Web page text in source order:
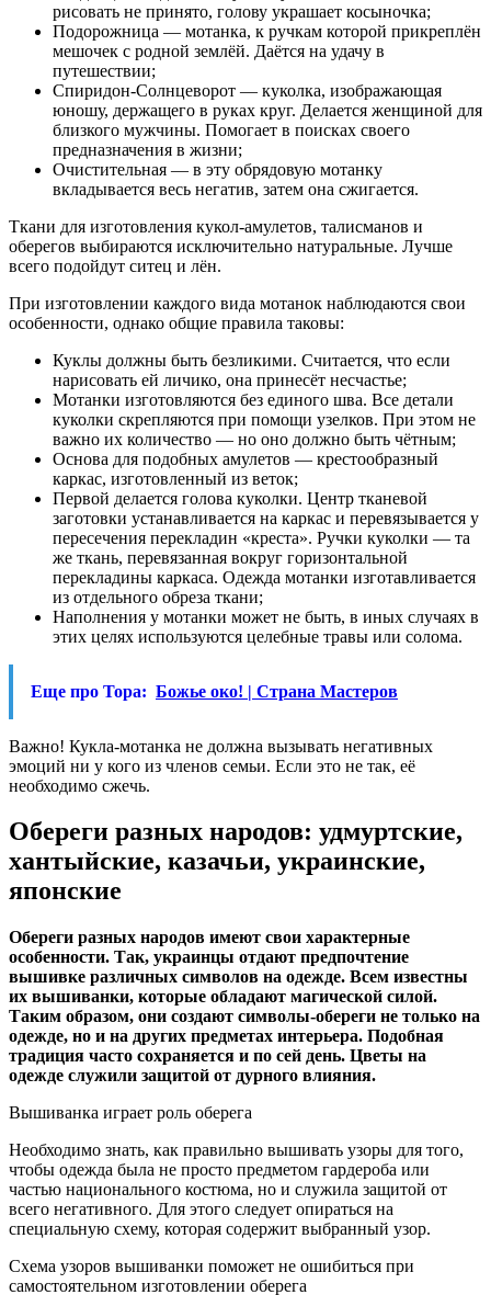
рисовать не принято, голову украшает косыночка;
Подорожница — мотанка, к ручкам которой прикреплён
мешочек с родной землёй. Даётся на удачу в
путешествии;
Спиридон-Солнцеворот — куколка, изображающая
юношу, держащего в руках круг. Делается женщиной для
близкого мужчины. Помогает в поисках своего
предназначения в жизни;
Очистительная — в эту обрядовую мотанку
вкладывается весь негатив, затем она сжигается.
Ткани для изготовления кукол-амулетов, талисманов и
оберегов выбираются исключительно натуральные. Лучше
всего подойдут ситец и лён.
При изготовлении каждого вида мотанок наблюдаются свои
особенности, однако общие правила таковы:
Куклы должны быть безликими. Считается, что если
нарисовать ей личико, она принесёт несчастье;
Мотанки изготовляются без единого шва. Все детали
куколки скрепляются при помощи узелков. При этом не
важно их количество — но оно должно быть чётным;
Основа для подобных амулетов — крестообразный
каркас, изготовленный из веток;
Первой делается голова куколки. Центр тканевой
заготовки устанавливается на каркас и перевязывается у
пересечения перекладин «креста». Ручки куколки — та
же ткань, перевязанная вокруг горизонтальной
перекладины каркаса. Одежда мотанки изготавливается
из отдельного обреза ткани;
Наполнения у мотанки может не быть, в иных случаях в
этих целях используются целебные травы или солома.
Еще про Тора: Божье око! | Страна Мастеров
Важно! Кукла-мотанка не должна вызывать негативных
эмоций ни у кого из членов семьи. Если это не так, её
необходимо сжечь.
Обереги разных народов: удмуртские,
хантыйские, казачьи, украинские,
японские
Обереги разных народов имеют свои характерные
особенности. Так, украинцы отдают предпочтение
вышивке различных символов на одежде. Всем известны
их вышиванки, которые обладают магической силой.
Таким образом, они создают символы-обереги не только на
одежде, но и на других предметах интерьера. Подобная
традиция часто сохраняется и по сей день. Цветы на
одежде служили защитой от дурного влияния.
Вышиванка играет роль оберега
Необходимо знать, как правильно вышивать узоры для того,
чтобы одежда была не просто предметом гардероба или
частью национального костюма, но и служила защитой от
всего негативного. Для этого следует опираться на
специальную схему, которая содержит выбранный узор.
Схема узоров вышиванки поможет не ошибиться при
самостоятельном изготовлении оберега